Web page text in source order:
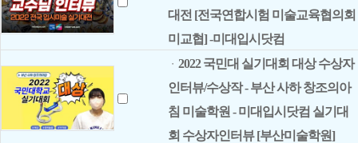
대전 [전국연합시험 미술교육협의회
미교협] -미대입시닷컴
ㆍ 2022 국민대 실기대회 대상 수상자
인터뷰/수상작 - 부산 사하 창조의아
침 미술학원 - 미대입시닷컴 실기대
회 수상자인터뷰 [부산미술학원]